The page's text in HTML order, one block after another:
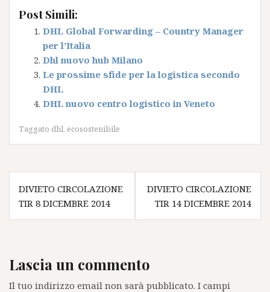
Post Simili:
DHL Global Forwarding – Country Manager
per l’Italia
Dhl nuovo hub Milano
Le prossime sfide per la logistica secondo
DHL
DHL nuovo centro logistico in Veneto
Taggato dhl, ecosostenibile
Navigazione
articoli
DIVIETO CIRCOLAZIONE
TIR 8 DICEMBRE 2014
DIVIETO CIRCOLAZIONE
TIR 14 DICEMBRE 2014
Lascia un commento
Il tuo indirizzo email non sarà pubblicato. I campi